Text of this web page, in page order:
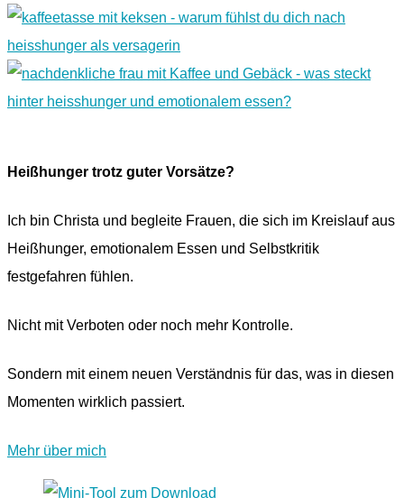
Heißhunger trotz guter Vorsätze?
Ich bin Christa und begleite Frauen, die sich im Kreislauf aus
Heißhunger, emotionalem Essen und Selbstkritik
festgefahren fühlen.
Nicht mit Verboten oder noch mehr Kontrolle.
Sondern mit einem neuen Verständnis für das, was in diesen
Momenten wirklich passiert.
Mehr über mich